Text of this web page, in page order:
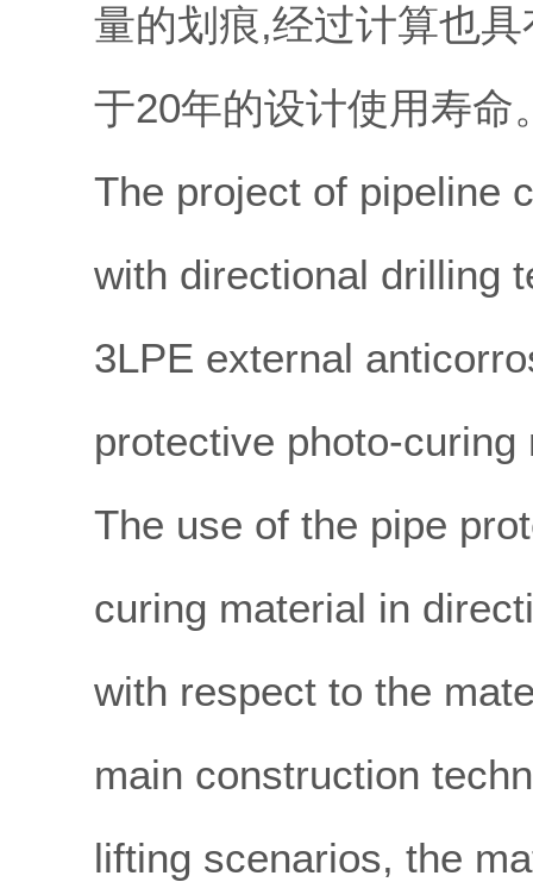
量的划痕,经过计算也
于20年的设计使用寿命
The project of pipeline
with directional drilling
3LPE external
protective photo-
The use of the pipe
curing material in
with respect to the
main construction
lifting scenarios, the